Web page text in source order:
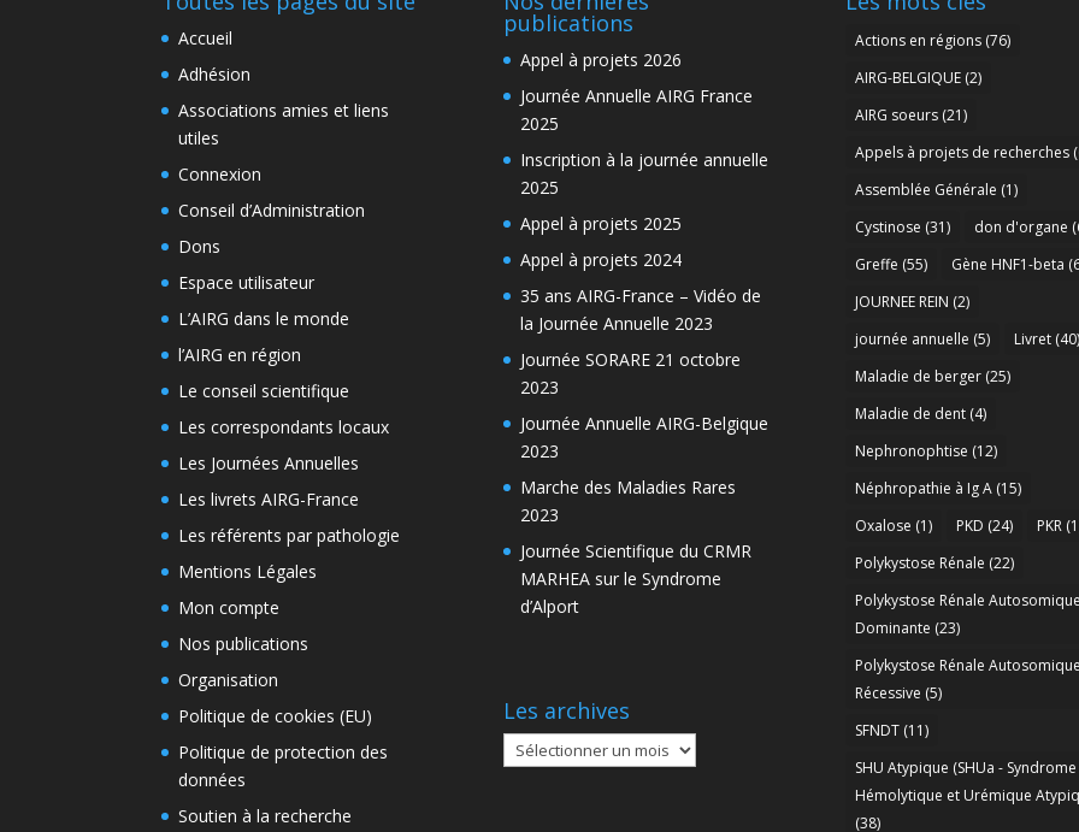
Accueil
Adhésion
Associations amies et liens
utiles
Connexion
Conseil d’Administration
Dons
Espace utilisateur
L’AIRG dans le monde
l’AIRG en région
Le conseil scientifique
Les correspondants locaux
Les Journées Annuelles
Les livrets AIRG-France
Les référents par pathologie
Mentions Légales
Mon compte
Nos publications
Organisation
Politique de cookies (EU)
Politique de protection des
données
Soutien à la recherche
publications
Appel à projets 2026
Journée Annuelle AIRG France
2025
Inscription à la journée annuelle
2025
Appel à projets 2025
Appel à projets 2024
35 ans AIRG-France – Vidéo de
la Journée Annuelle 2023
Journée SORARE 21 octobre
2023
Journée Annuelle AIRG-Belgique
2023
Marche des Maladies Rares
2023
Journée Scientifique du CRMR
MARHEA sur le Syndrome
d’Alport
Les archives
Les
archives
Actions en régions(76)
AIRG-BELGIQUE(2)
AIRG soeurs(21)
Appels à projets de recherches
Assemblée Générale (1)
Cystinose (31) don d'organe
Greffe (55) Gène HNF1-beta
JOURNEE REIN (2)
journée annuelle (5) Livret(40)
Maladie de berger(25)
Maladie de dent(4)
Nephronophtise (12)
Néphropathie à Ig A(15)
Oxalose (1) PKD (24) PKR
Polykystose Rénale (22)
Polykystose Rénale Autosomique
Dominante (23)
Polykystose Rénale Autosomique
Récessive (5)
SFNDT(11)
SHU Atypique (SHUa - Syndrome
Hémolytique et Urémique
(38)